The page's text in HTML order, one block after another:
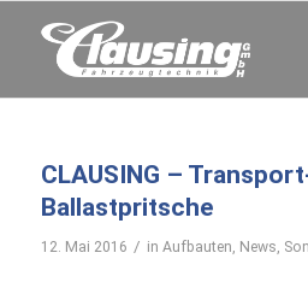
CLAUSING –
Ballastpritsche
12. Mai 2016 / in Aufbauten, News,